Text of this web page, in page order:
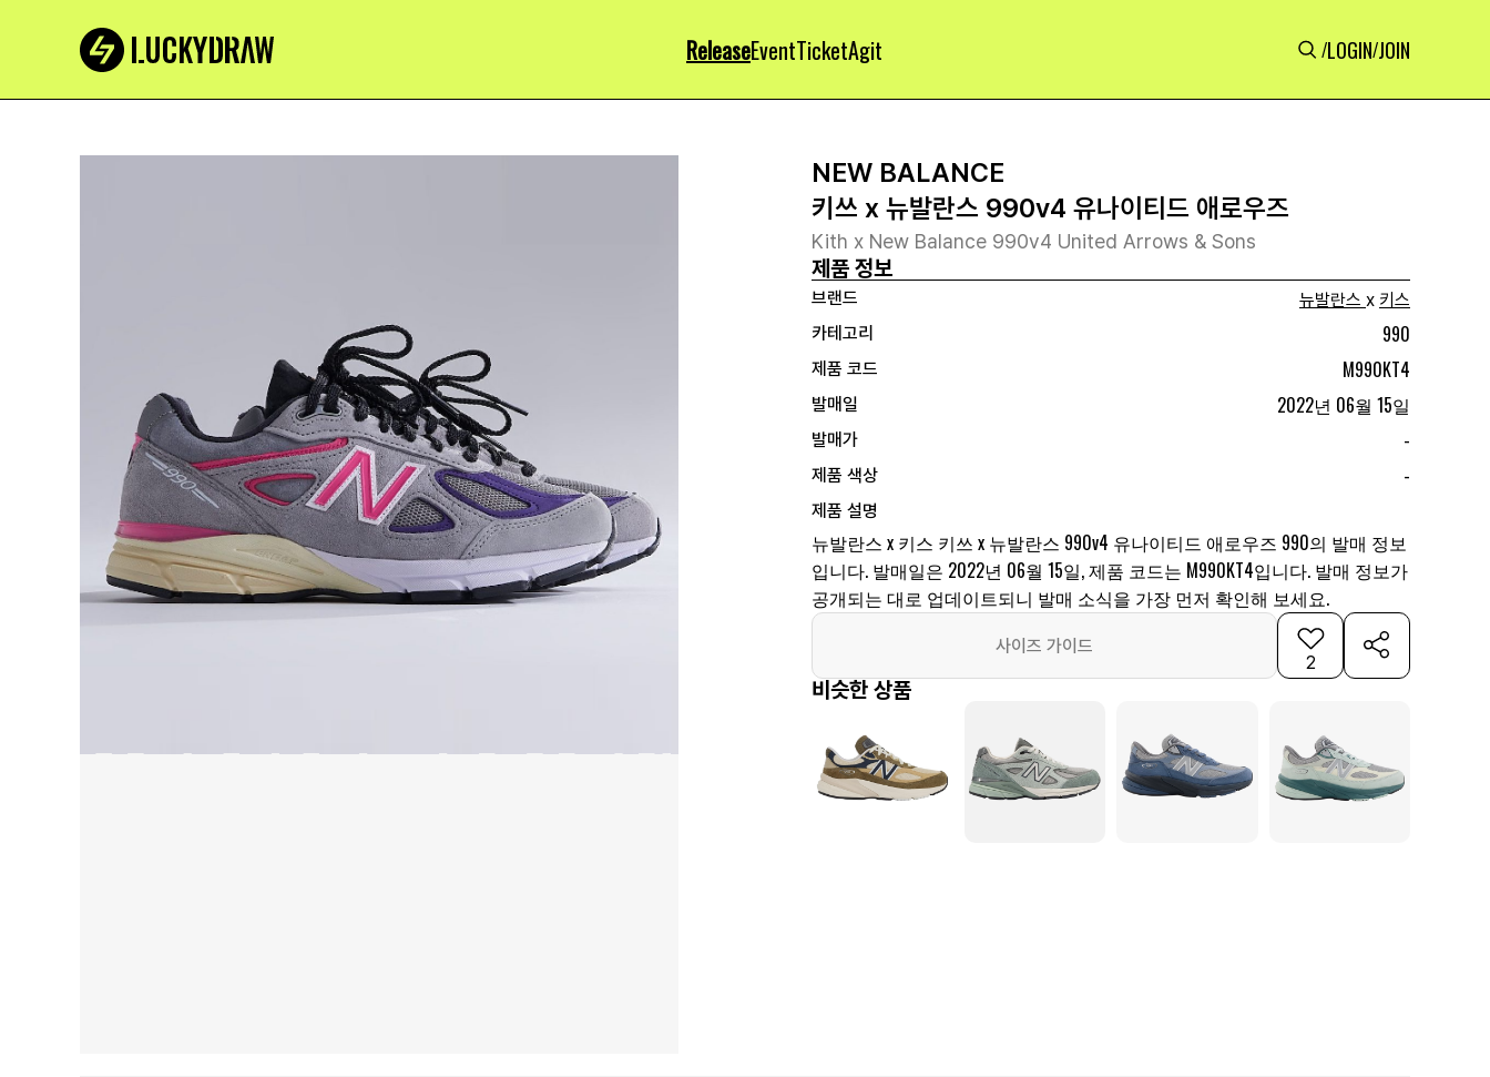
ReleaseEventTicketAgit /LOGIN/JOIN
NEW BALANCE
키쓰 x 뉴발란스 990v4 유나이티드 애로우즈
Kith x New Balance 990v4 United Arrows & Sons
제품 정보
브랜드 뉴발란스 x 키스
카테고리
990
제품 코드 M990KT4
발매일 2022년 06월 15일
발매가 -
제품 색상 -
제품 설명
뉴발란스 x 키스 키쓰 x 뉴발란스 990v4 유나이티드 애로우즈 990의 발매 정보
입니다. 발매일은 2022년 06월 15일, 제품 코드는 M990KT4입니다. 발매 정보가
공개되는 대로 업데이트되니 발매 소식을 가장 먼저 확인해 보세요.
사이즈 가이드
2
비슷한 상품